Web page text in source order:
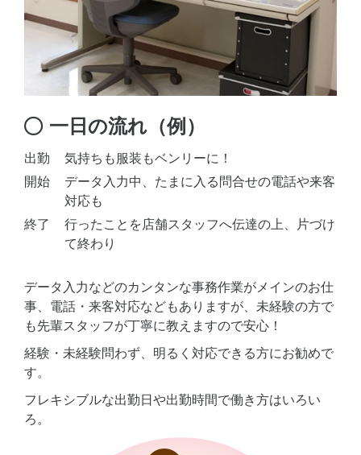
一日の流れ（例）
出勤
気持ちも服装もベンリーに！
開始
データ入力中、たまに入る問合せの電話や来客
対応も
終了
行ったことを店舗スタッフへ伝達の上、片づけ
て終わり
データ入力などのカンタンな事務作業がメインのお仕
事、電話・来客対応などもありますが、未経験の方で
も先輩スタッフが丁寧に教えますので安心！
経験・未経験問わず、明るく対応できる方にお勧めで
す。
フレキシブルな出勤日や出勤時間で働き方はいろい
ろ。